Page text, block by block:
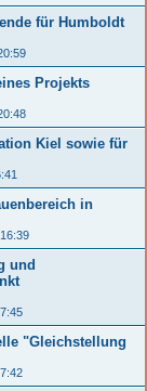
für Humboldt
Projekts
Kiel sowie für
in
und
"Gleichstellung